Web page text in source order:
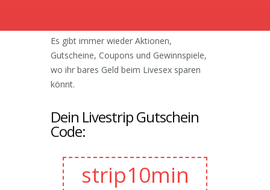
Es gibt immer wieder Aktionen,
Gutscheine, Coupons und Gewinnspiele,
wo ihr bares Geld beim Livesex sparen
könnt.
Dein Livestrip Gutschein
Code:
strip10min